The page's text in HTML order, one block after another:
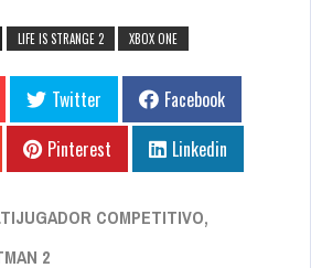
LIFE IS STRANGE 2 XBOX ONE
Twitter
Facebook
Pinterest Linkedin
COMPETITIVO,
2